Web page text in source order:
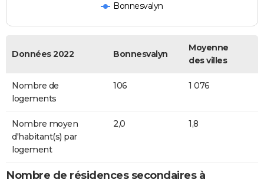
Bonnesvalyn
Données 2022 Bonnesvalyn
Moyenne
des villes
Nombre de
logements
106 1 076
Nombre moyen
d'habitant(s) par
logement
2,0 1,8
Nombre de résidences secondaires à